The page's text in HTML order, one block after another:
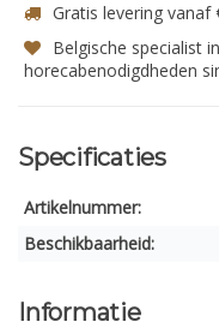
Gratis levering vanaf
Belgische specialist
horecabenodigdheden
Specificaties
Artikelnummer:
Beschikbaarheid:
Informatie